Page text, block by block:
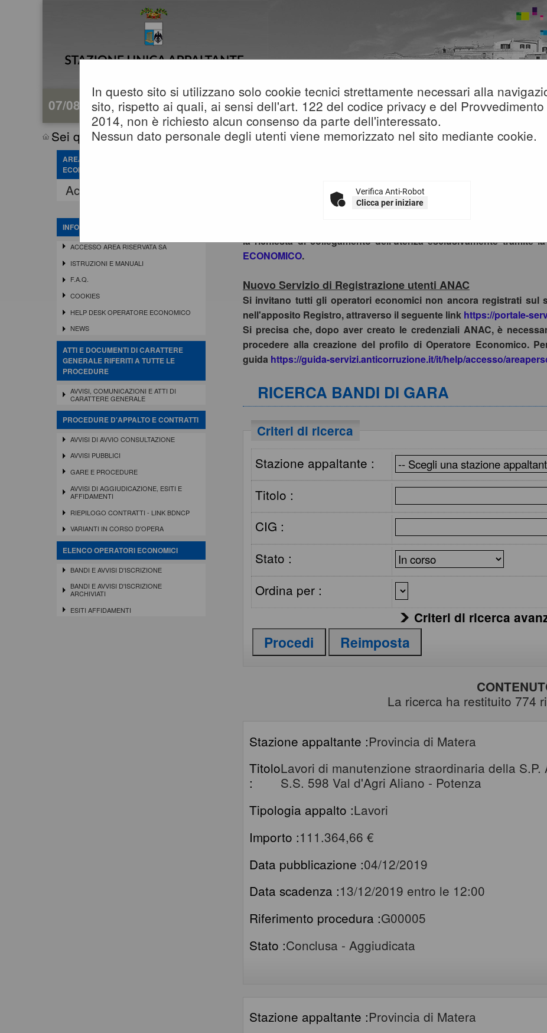
07/08/2026 16:24 A
Sei qui: Home
In questo sito si utilizzano solo cookie tecnici strettamente necessari alla
sito, rispetto ai quali, ai sensi dell'art. 122 del codice privacy e del
2014, non è richiesto alcun consenso da parte dell'interessato.
Nessun dato personale degli utenti viene memorizzato nel sito mediante cookie.
Verifica Anti-Robot
Clicca per iniziare
AREA RISERVATA OPERATORE
ECONOMICO
Accedi - Registrati
INFORMAZIONI
ACCESSO AREA RISERVATA SA
ISTRUZIONI E MANUALI
F.A.Q.
COOKIES
HELP DESK OPERATORE ECONOMICO
NEWS
ATTI E DOCUMENTI DI CARATTERE
GENERALE RIFERITI A TUTTE LE
PROCEDURE
AVVISI, COMUNICAZIONI E ATTI DI
CARATTERE GENERALE
PROCEDURE D'APPALTO E CONTRATTI
AVVISI DI AVVIO CONSULTAZIONE
AVVISI PUBBLICI
GARE E PROCEDURE
AVVISI DI AGGIUDICAZIONE, ESITI E
AFFIDAMENTI
RIEPILOGO CONTRATTI - LINK BDNCP
VARIANTI IN CORSO D'OPERA
ELENCO OPERATORI ECONOMICI
BANDI E AVVISI D'ISCRIZIONE
BANDI E AVVISI D'ISCRIZIONE
ARCHIVIATI
ESITI AFFIDAMENTI
In ottemperanza alle normative vigenti AgID, l'accesso al portale
sistemi di identità digitale.
Si invitano pertanto gli OO.EE. registrati al portale che effettuano
la richiesta di collegamento dell'utenza esclusivamente tramite
ECONOMICO.
Nuovo Servizio di Registrazione utenti ANAC
Si invitano tutti gli operatori economici non ancora registrati sul
nell'apposito Registro, attraverso il seguente link https://portale-
Si precisa che, dopo aver creato le credenziali ANAC, è
procedere alla creazione del profilo di Operatore Economico.
guida https://guida-servizi.anticorruzione.it/it/help/accesso/
RICERCA BANDI DI GARA
Criteri di ricerca
Stazione appaltante :
Titolo :
CIG :
Stato :
Ordina per :
Criteri di ricerca
La ricerca ha restituito 774
Stazione appaltante :Provincia di Matera
Titolo
:
Lavori di manutenzione straordinaria della
S.S. 598 Val d'Agri Aliano - Potenza
Tipologia appalto :Lavori
Importo :111.364,66 €
Data pubblicazione :04/12/2019
Data scadenza :13/12/2019 entro le 12:00
Riferimento procedura :G00005
Stato :Conclusa - Aggiudicata
Stazione appaltante :Provincia di Matera